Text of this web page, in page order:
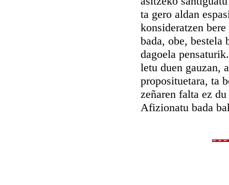
ta gero aldan
konsideratzen
bada, obe, bestela
dagoela
letu duen gauzan,
proposituetara, ta
zeñaren falta ez
Afizionatu bada